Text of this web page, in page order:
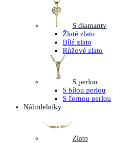
S diamanty
Žluté zlato
Bílé zlato
Růžové zlato
S perlou
S bílou perlou
S černou perlou
Náhrdelníky
Zlato